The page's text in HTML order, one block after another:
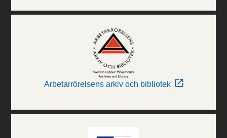
Arbetarrörelsens arkiv och bibliotek